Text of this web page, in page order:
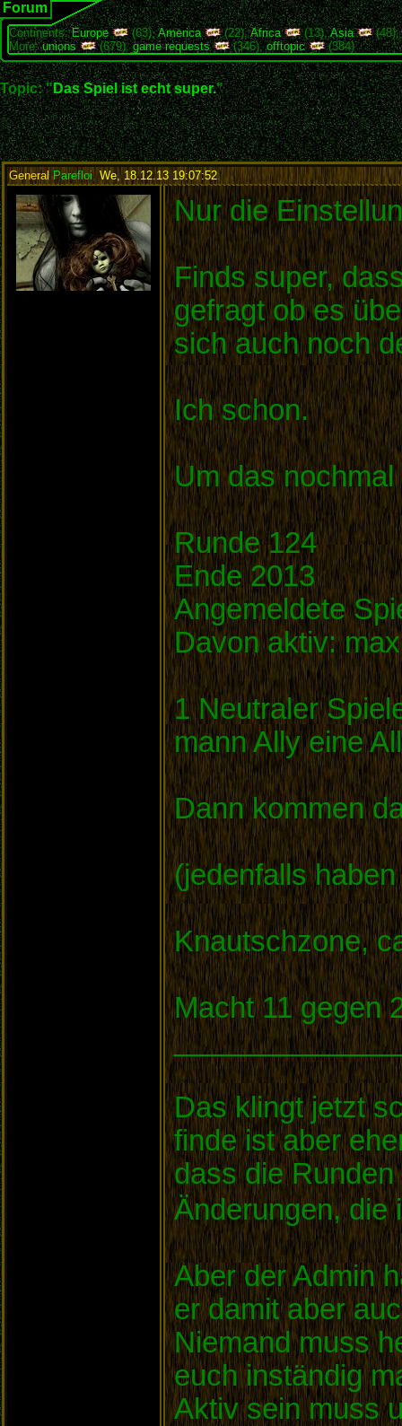
Forum
Continents:Europe (63),America (22),Africa (13),Asia
(48),
More:unions (679),game requests (346),offtopic (384)
Topic: "Das Spiel ist echt super."
General Parefloi, We, 18.12.13 19:07:52:
Nur die
Finds super,
gefragt ob es
sich auch noch
Ich schon.
Um das
Runde 124
Ende 2013
Angemeldete
Davon aktiv:
1 Neutraler
mann Ally eine
Dann kommen
(jedenfalls
Knautschzone,
Macht 11 gegen
Das klingt jetzt
finde ist aber
dass die
Änderungen,
Aber der Admin
er damit aber
Niemand muss
euch inständig
Aktiv sein muss